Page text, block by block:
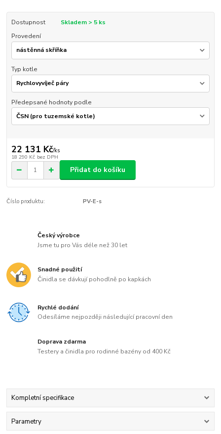
Dostupnost
Skladem > 5 ks
Provedení
Typ kotle
Předepsané hodnoty podle
22 131 Kč/ks
18 290 Kč bez DPH
Přidat do košíku
Číslo produktu: PV-E-s
Český výrobce
Jsme tu pro Vás déle než 30 let
Snadné použití
Činidla se dávkují pohodlně po kapkách
Rychlé dodání
Odesíláme nejpozději následující pracovní den
Doprava zdarma
Testery a činidla pro rodinné bazény od 400 Kč
Kompletní specifikace
Parametry